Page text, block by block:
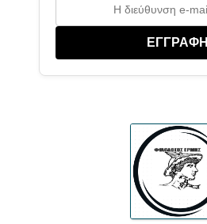
ΕΓΓΡΑΦΗ